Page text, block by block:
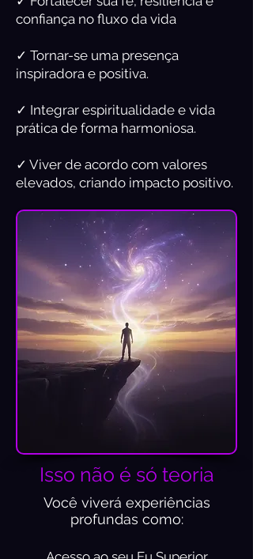
confiança no fluxo da vida
✓ Tornar-se uma presença
inspiradora e positiva.
✓ Integrar espiritualidade e vida
prática de forma harmoniosa.
✓ Viver de acordo com valores
elevados, criando impacto positivo.
Isso não é só teoria
Você viverá experiências
profundas como: